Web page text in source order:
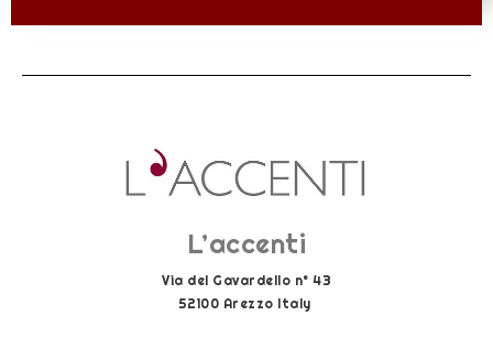
L’accenti
Via del Gavardello n° 43
52100 Arezzo Italy